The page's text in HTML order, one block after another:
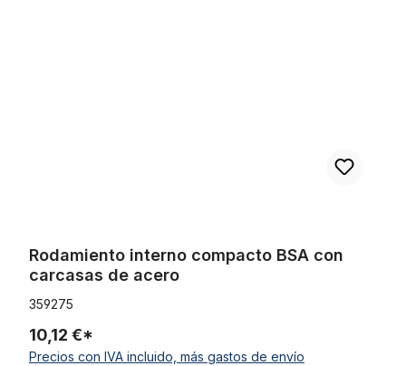
Rodamiento interno compacto BSA con
carcasas de acero
359275
10,12 €*
Precios con IVA incluido, más gastos de envío